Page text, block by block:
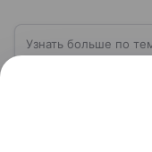
Узнать больше по
Подробнее в
монополия,
недостатки,